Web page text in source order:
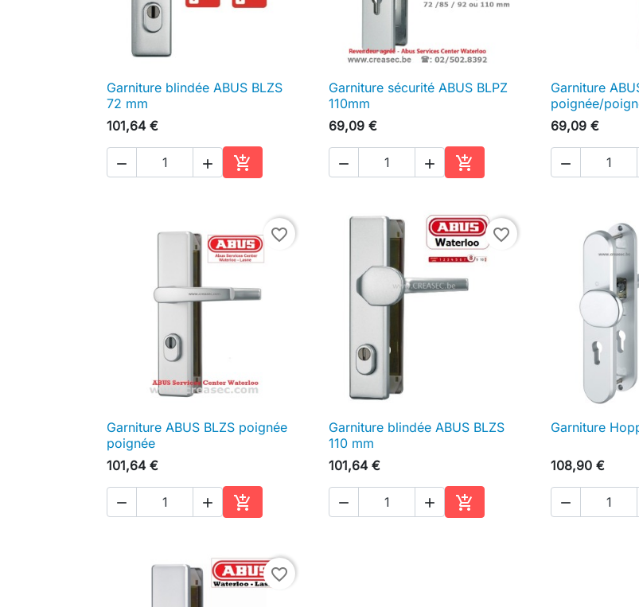
 Aperçu rapide
Garniture blindée ABUS BLZS
72 mm
101,64 €
  
Ajouter au panier
 Aperçu rapide
Garniture sécurité ABUS BLPZ
110mm
69,09 €
  
Ajouter au panier

Garniture
poignée/
69,09 €

favorite_border
 Aperçu rapide
Garniture ABUS BLZS poignée
poignée
101,64 €
  
Ajouter au panier
favorite_border
 Aperçu rapide
Garniture blindée ABUS BLZS
110 mm
101,64 €
  
Ajouter au panier

Garniture
108,90 €

favorite_border